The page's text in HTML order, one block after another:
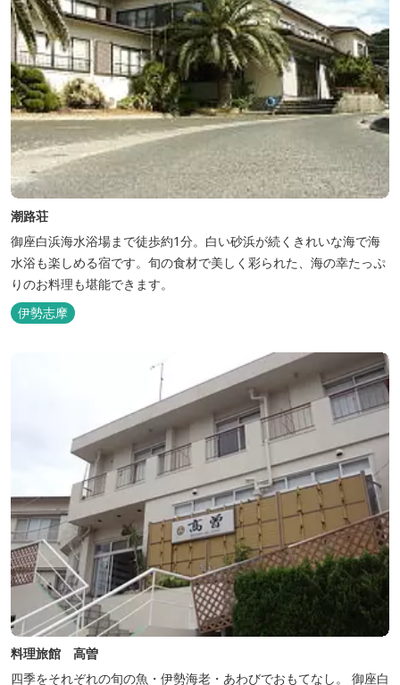
潮路荘
御座白浜海水浴場まで徒歩約1分。白い砂浜が続くきれいな海で海
水浴も楽しめる宿です。旬の食材で美しく彩られた、海の幸たっぷ
りのお料理も堪能できます。
伊勢志摩
料理旅館 高曽
四季をそれぞれの旬の魚・伊勢海老・あわびでおもてなし。 御座白